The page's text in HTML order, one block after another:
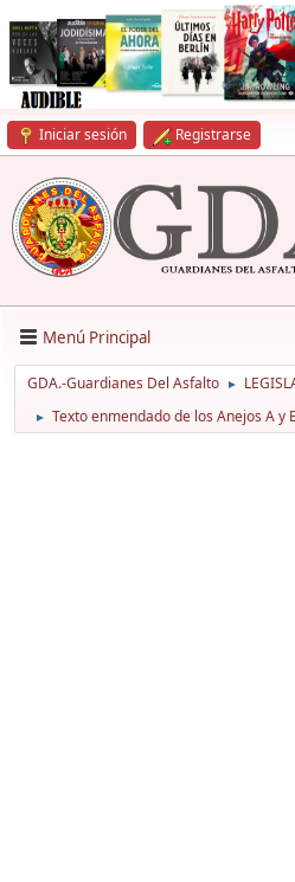
Iniciar sesión Registrarse
Menú Principal
GDA.-Guardianes Del Asfalto ►
► Texto enmendado de los Anejos A y